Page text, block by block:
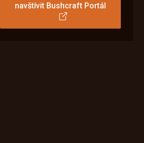
navštívit Bushcraft Portál